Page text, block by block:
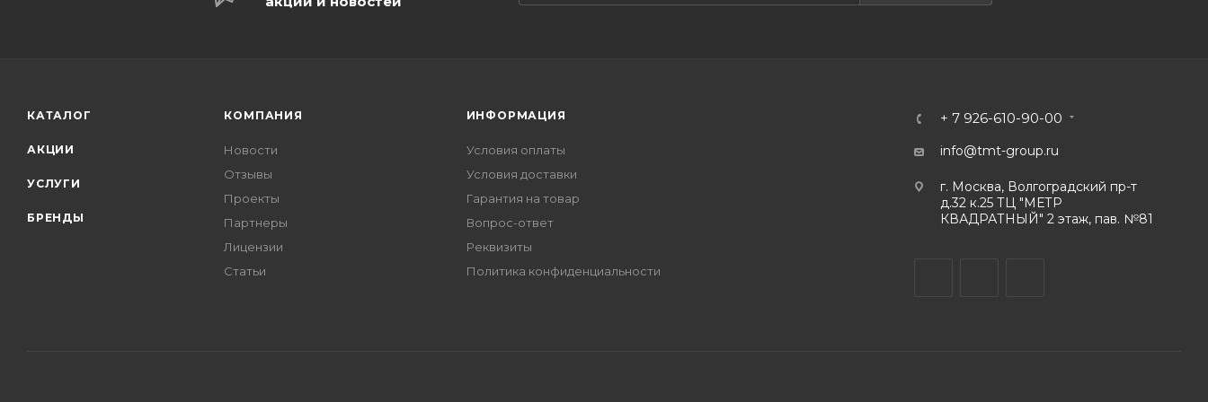
КАТАЛОГ
АКЦИИ
УСЛУГИ
БРЕНДЫ
КОМПАНИЯ
Новости
Отзывы
Проекты
Партнеры
Лицензии
Статьи
ИНФОРМАЦИЯ
Условия оплаты
Условия доставки
Гарантия на товар
Вопрос-ответ
Реквизиты
Политика конфиденциальности
+ 7 926-610-90-00
info@tmt-group.ru
г. Москва, Волгоградский пр-т
д.32 к.25 ТЦ "МЕТР
КВАДРАТНЫЙ" 2 этаж, пав. №81